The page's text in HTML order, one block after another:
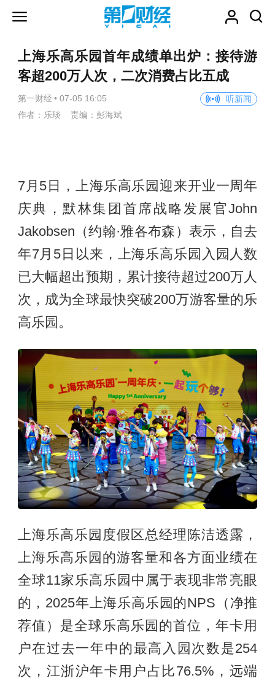
上海乐高乐园首年成绩单出炉：接待游
客超200万人次，二次消费占比五成
第一财经 • 07-05 16:05
听新闻
作者：乐琰 责编：彭海斌
7月5日，上海乐高乐园迎来开业一周年
庆典，默林集团首席战略发展官John
Jakobsen（约翰·雅各布森）表示，自去
年7月5日以来，上海乐高乐园入园人数
已大幅超出预期，累计接待超过200万人
次，成为全球最快突破200万游客量的乐
高乐园。
上海乐高乐园度假区总经理陈洁透露，
上海乐高乐园的游客量和各方面业绩在
全球11家乐高乐园中属于表现非常亮眼
的，2025年上海乐高乐园的NPS（净推
荐值）是全球乐高乐园的首位，年卡用
户在过去一年中的最高入园次数是254
次，江浙沪年卡用户占比76.5%，远端